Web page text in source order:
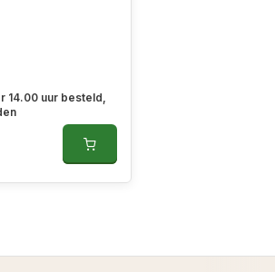
14.00 uur besteld,